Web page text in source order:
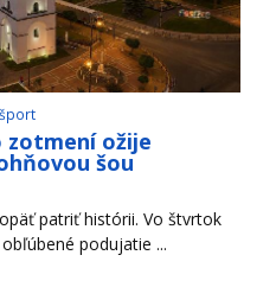
zotmení ožije
šou
patriť histórii. Vo štvrtok
podujatie ...